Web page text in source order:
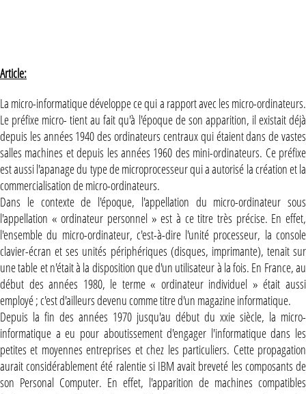
Article:
La micro-informatique développe ce qui a rapport avec les micro-ordinateurs.
Le préfixe micro- tient au fait qu'à l'époque de son apparition, il existait déjà
depuis les années 1940 des ordinateurs centraux qui étaient dans de vastes
salles machines et depuis les années 1960 des mini-ordinateurs. Ce préfixe
est aussi l'apanage du type de microprocesseur qui a autorisé la création et la
commercialisation de micro-ordinateurs.
Dans le contexte de l'époque, l'appellation du micro-ordinateur sous
l'appellation « ordinateur personnel » est à ce titre très précise. En effet,
l'ensemble du micro-ordinateur, c'est-à-dire l'unité processeur, la console
clavier-écran et ses unités périphériques (disques, imprimante), tenait sur
une table et n'était à la disposition que d'un utilisateur à la fois. En France, au
début des années 1980, le terme « ordinateur individuel » était aussi
employé ; c'est d'ailleurs devenu comme titre d'un magazine informatique.
Depuis la fin des années 1970 jusqu'au début du xxie siècle, la micro-
informatique a eu pour aboutissement d'engager l'informatique dans les
petites et moyennes entreprises et chez les particuliers. Cette propagation
aurait considérablement été ralentie si IBM avait breveté les composants de
son Personal Computer. En effet, l'apparition de machines compatibles